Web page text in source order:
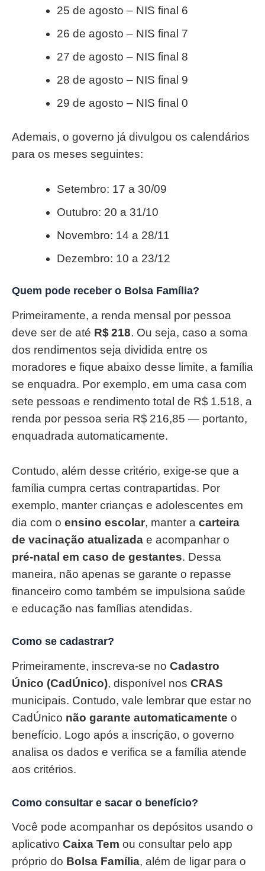
25 de agosto – NIS final 6
26 de agosto – NIS final 7
27 de agosto – NIS final 8
28 de agosto – NIS final 9
29 de agosto – NIS final 0
Ademais, o governo já divulgou os calendários
para os meses seguintes:
Setembro: 17 a 30/09
Outubro: 20 a 31/10
Novembro: 14 a 28/11
Dezembro: 10 a 23/12
Quem pode receber o Bolsa Família?
Primeiramente, a renda mensal por pessoa
deve ser de até R$ 218. Ou seja, caso a soma
dos rendimentos seja dividida entre os
moradores e fique abaixo desse limite, a família
se enquadra. Por exemplo, em uma casa com
sete pessoas e rendimento total de R$ 1.518, a
renda por pessoa seria R$ 216,85 — portanto,
enquadrada automaticamente.
Contudo, além desse critério, exige-se que a
família cumpra certas contrapartidas. Por
exemplo, manter crianças e adolescentes em
dia com o ensino escolar, manter a carteira
de vacinação atualizada e acompanhar o
pré-natal em caso de gestantes. Dessa
maneira, não apenas se garante o repasse
financeiro como também se impulsiona saúde
e educação nas famílias atendidas.
Como se cadastrar?
Primeiramente, inscreva-se no Cadastro
Único (CadÚnico), disponível nos CRAS
municipais. Contudo, vale lembrar que estar no
CadÚnico não garante automaticamente o
benefício. Logo após a inscrição, o governo
analisa os dados e verifica se a família atende
aos critérios.
Como consultar e sacar o benefício?
Você pode acompanhar os depósitos usando o
aplicativo Caixa Tem ou consultar pelo app
próprio do Bolsa Família, além de ligar para o